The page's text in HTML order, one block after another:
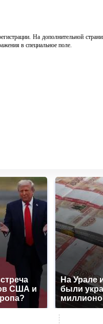
На дополнительной
в специальное поле.
США и
На Урале
были